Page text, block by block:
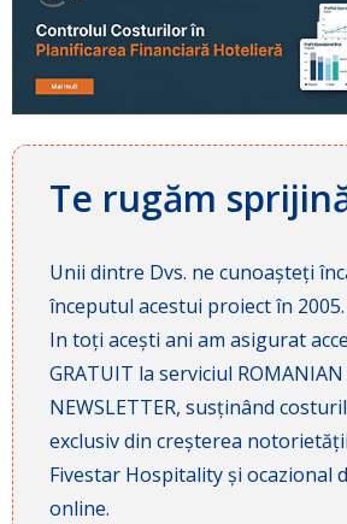
Te rugăm
Unii dintre Dvs. ne cunoașteți
începutul acestui proiect în 2005.
In toți acești ani am asigurat
GRATUIT la serviciul
NEWSLETTER, susținând
exclusiv din creșterea
Fivestar Hospitality și ocazional
online.